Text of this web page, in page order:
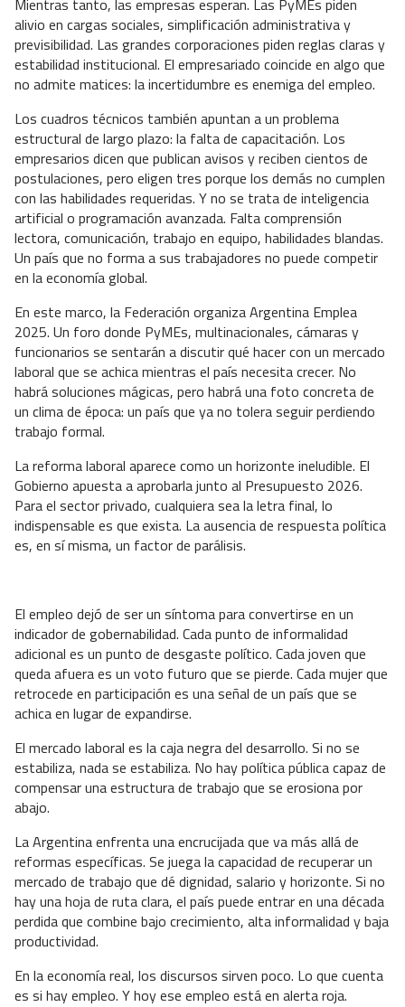
Mientras tanto, las empresas esperan. Las PyMEs piden
alivio en cargas sociales, simplificación administrativa y
previsibilidad. Las grandes corporaciones piden reglas claras y
estabilidad institucional. El empresariado coincide en algo que
no admite matices: la incertidumbre es enemiga del empleo.
Los cuadros técnicos también apuntan a un problema
estructural de largo plazo: la falta de capacitación. Los
empresarios dicen que publican avisos y reciben cientos de
postulaciones, pero eligen tres porque los demás no cumplen
con las habilidades requeridas. Y no se trata de inteligencia
artificial o programación avanzada. Falta comprensión
lectora, comunicación, trabajo en equipo, habilidades blandas.
Un país que no forma a sus trabajadores no puede competir
en la economía global.
En este marco, la Federación organiza Argentina Emplea
2025. Un foro donde PyMEs, multinacionales, cámaras y
funcionarios se sentarán a discutir qué hacer con un mercado
laboral que se achica mientras el país necesita crecer. No
habrá soluciones mágicas, pero habrá una foto concreta de
un clima de época: un país que ya no tolera seguir perdiendo
trabajo formal.
La reforma laboral aparece como un horizonte ineludible. El
Gobierno apuesta a aprobarla junto al Presupuesto 2026.
Para el sector privado, cualquiera sea la letra final, lo
indispensable es que exista. La ausencia de respuesta política
es, en sí misma, un factor de parálisis.
El empleo dejó de ser un síntoma para convertirse en un
indicador de gobernabilidad. Cada punto de informalidad
adicional es un punto de desgaste político. Cada joven que
queda afuera es un voto futuro que se pierde. Cada mujer que
retrocede en participación es una señal de un país que se
achica en lugar de expandirse.
El mercado laboral es la caja negra del desarrollo. Si no se
estabiliza, nada se estabiliza. No hay política pública capaz de
compensar una estructura de trabajo que se erosiona por
abajo.
La Argentina enfrenta una encrucijada que va más allá de
reformas específicas. Se juega la capacidad de recuperar un
mercado de trabajo que dé dignidad, salario y horizonte. Si no
hay una hoja de ruta clara, el país puede entrar en una década
perdida que combine bajo crecimiento, alta informalidad y baja
productividad.
En la economía real, los discursos sirven poco. Lo que cuenta
es si hay empleo. Y hoy ese empleo está en alerta roja.